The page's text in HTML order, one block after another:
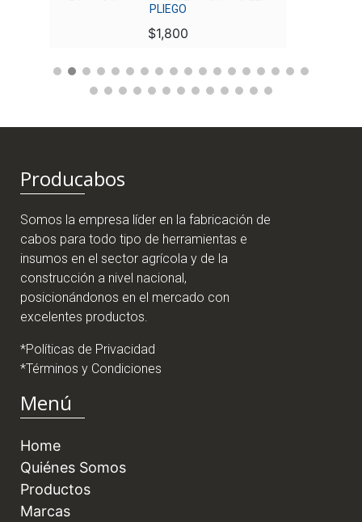
PLIEGO
$1,800
Producabos
Somos la empresa líder en la fabricación de
cabos para todo tipo de herramientas e
insumos en el sector agrícola y de la
construcción a nivel nacional,
posicionándonos en el mercado con
excelentes productos.
*Políticas de Privacidad
*Términos y Condiciones
Menú
Home
Quiénes Somos
Productos
Marcas